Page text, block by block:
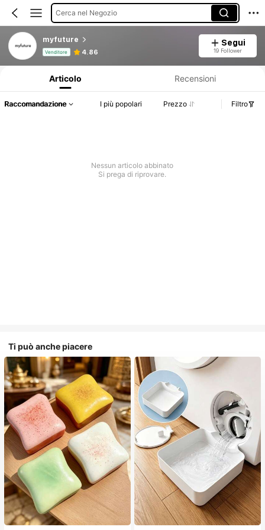
Cerca nel Negozio
myfuture
Venditore 4.86
Segui
19 Follower
Articolo Recensioni
Raccomandazione I più popolari Prezzo Filtro
Nessun articolo abbinato
Si prega di riprovare.
Ti può anche piacere